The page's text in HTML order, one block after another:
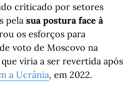
criticado por setores
pela sua postura face à
os esforços para
voto de Moscovo na
viria a ser revertida após
a Ucrânia, em 2022.